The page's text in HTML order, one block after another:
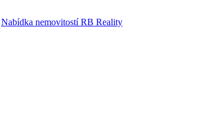
Nabídka nemovitostí RB Reality